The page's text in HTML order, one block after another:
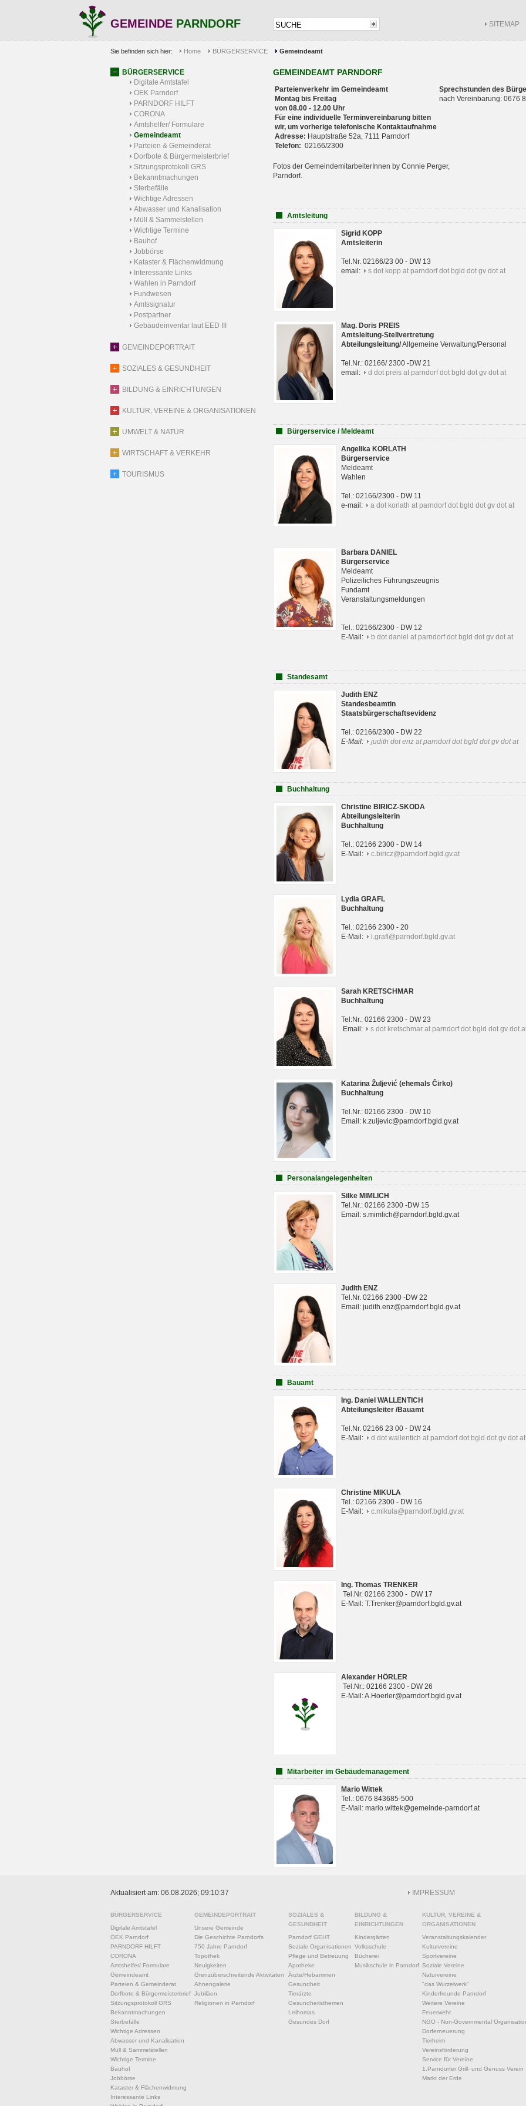
GEMEINDE PARNDORF SITEMAP
Sie befinden sich hier: Home BÜRGERSERVICE Gemeindeamt
BÜRGERSERVICE
Digitale Amtstafel
ÖEK Parndorf
PARNDORF HILFT
CORONA
Amtshelfer/ Formulare
Gemeindeamt
Parteien & Gemeinderat
Dorfbote & Bürgermeisterbrief
Sitzungsprotokoll GRS
Bekanntmachungen
Sterbefälle
Wichtige Adressen
Abwasser und Kanalisation
Müll & Sammelstellen
Wichtige Termine
Bauhof
Jobbörse
Kataster & Flächenwidmung
Interessante Links
Wahlen in Parndorf
Fundwesen
Amtssignatur
Postpartner
Gebäudeinventar laut EED III
GEMEINDEPORTRAIT
SOZIALES & GESUNDHEIT
BILDUNG & EINRICHTUNGEN
KULTUR, VEREINE & ORGANISATIONEN
UMWELT & NATUR
WIRTSCHAFT & VERKEHR
TOURISMUS
GEMEINDEAMT PARNDORF
Parteienverkehr im Gemeindeamt
Montag bis Freitag
von 08.00 - 12.00 Uhr
Für eine individuelle Terminvereinbarung bitten
wir, um vorherige telefonische Kontaktaufnahme
Adresse: Hauptstraße 52a, 7111 Parndorf
Telefon: 02166/2300
Sprechstunden des
nach Vereinbarung: 0676
Fotos der GemeindemitarbeiterInnen by Connie Perger,
Parndorf.
Amtsleitung
Sigrid KOPP
Amtsleiterin
Tel.Nr. 02166/23 00 - DW 13
email:
s dot kopp at parndorf dot bgld dot gv dot at
Mag. Doris PREIS
Amtsleitung-Stellvertretung
Abteilungsleitung/Allgemeine Verwaltung/Personal
Tel.Nr.: 02166/ 2300 -DW 21
email:
d dot preis at parndorf dot bgld dot gv dot at
Bürgerservice / Meldeamt
Angelika KORLATH
Bürgerservice
Meldeamt
Wahlen
Tel.: 02166/2300 - DW 11
e-mail:
a dot korlath at parndorf dot bgld dot gv dot at
Barbara DANIEL
Bürgerservice
Meldeamt
Polizeiliches Führungszeugnis
Fundamt
Veranstaltungsmeldungen
Tel.: 02166/2300 - DW 12
E-Mail:
b dot daniel at parndorf dot bgld dot gv dot at
Standesamt
Judith ENZ
Standesbeamtin
Staatsbürgerschaftsevidenz
Tel.: 02166/2300 - DW 22
E-Mail:
judith dot enz at parndorf dot bgld dot gv dot at
Buchhaltung
Christine BIRICZ-SKODA
Abteilungsleiterin
Buchhaltung
Tel.: 02166 2300 - DW 14
E-Mail:
c.biricz@parndorf.bgld.gv.at
Lydia GRAFL
Buchhaltung
Tel.: 02166 2300 - 20
E-Mail:
l.grafl@parndorf.bgld.gv.at
Sarah KRETSCHMAR
Buchhaltung
Tel:Nr.: 02166 2300 - DW 23
Email:
s dot kretschmar at parndorf dot bgld dot gv dot
Katarina Žuljević (ehemals Čirko)
Buchhaltung
Tel.Nr.: 02166 2300 - DW 10
Email: k.zuljevic@parndorf.bgld.gv.at
Personalangelegenheiten
Silke MIMLICH
Tel.Nr.: 02166 2300 -DW 15
Email: s.mimlich@parndorf.bgld.gv.at
Judith ENZ
Tel.Nr. 02166 2300 -DW 22
Email: judith.enz@parndorf.bgld.gv.at
Bauamt
Ing. Daniel WALLENTICH
Abteilungsleiter /Bauamt
Tel.Nr. 02166 23 00 - DW 24
E-Mail:
d dot wallentich at parndorf dot bgld dot gv dot at
Christine MIKULA
Tel.: 02166 2300 - DW 16
E-Mail:
c.mikula@parndorf.bgld.gv.at
Ing. Thomas TRENKER
Tel.Nr. 02166 2300 - DW 17
E-Mail: T.Trenker@parndorf.bgld.gv.at
Alexander HÖRLER
Tel.Nr.: 02166 2300 - DW 26
E-Mail: A.Hoerler@parndorf.bgld.gv.at
Mitarbeiter im Gebäudemanagement
Mario Wittek
Tel.: 0676 843685-500
E-Mail: mario.wittek@gemeinde-parndorf.at
Aktualisiert am: 06.08.2026; 09:10:37 IMPRESSUM
BÜRGERSERVICE
Digitale Amtstafel
ÖEK Parndorf
PARNDORF HILFT
CORONA
Amtshelfer/ Formulare
Gemeindeamt
Parteien & Gemeinderat
Dorfbote & Bürgermeisterbrief
Sitzungsprotokoll GRS
Bekanntmachungen
Sterbefälle
Wichtige Adressen
Abwasser und Kanalisation
Müll & Sammelstellen
Wichtige Termine
Bauhof
Jobbörse
Kataster & Flächenwidmung
Interessante Links
GEMEINDEPORTRAIT
Unsere Gemeinde
Die Geschichte Parndorfs
750 Jahre Parndorf
Topothek
Neuigkeiten
Grenzüberschreitende Aktivitäten
Ahnengalerie
Jubiläen
Religionen in Parndorf
SOZIALES &
GESUNDHEIT
Parndorf GEHT
Soziale Organisationen
Pflege und Betreuung
Apotheke
Ärzte/Hebammen
Gesundheit
Tierärzte
Gesundheitsthemen
Leihomas
Gesundes Dorf
BILDUNG &
EINRICHTUNGEN
Kindergärten
Volksschule
Bücherei
Musikschule in Parndorf
KULTUR, VEREINE &
ORGANISATIONEN
Veranstaltungskalender
Kulturvereine
Sportvereine
Soziale Vereine
Naturvereine
"das Wurzelwerk"
Kinderfreunde Parndorf
Weitere Vereine
Feuerwehr
NGO - Non-Governmental
Dorferneuerung
Tierheim
Vereinsförderung
Service für Vereine
1.Parndorfer Grill- und Genuss Verein
Markt der Erde